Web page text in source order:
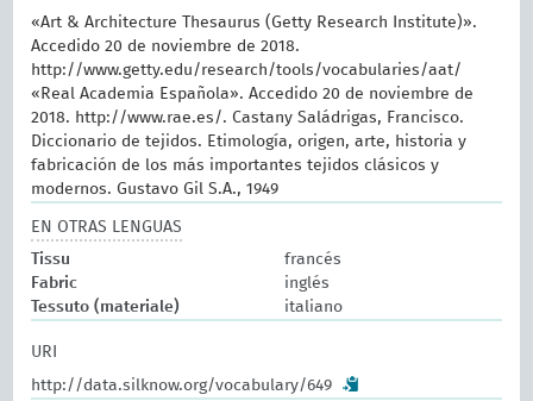
«Art & Architecture Thesaurus (Getty Research Institute)».
Accedido 20 de noviembre de 2018.
http://www.getty.edu/research/tools/vocabularies/aat/
«Real Academia Española». Accedido 20 de noviembre de
2018. http://www.rae.es/. Castany Saládrigas, Francisco.
Diccionario de tejidos. Etimología, origen, arte, historia y
fabricación de los más importantes tejidos clásicos y
modernos. Gustavo Gil S.A., 1949
EN OTRAS LENGUAS
Tissu
francés
Fabric
inglés
Tessuto (materiale)
italiano
URI
http://data.silknow.org/vocabulary/649